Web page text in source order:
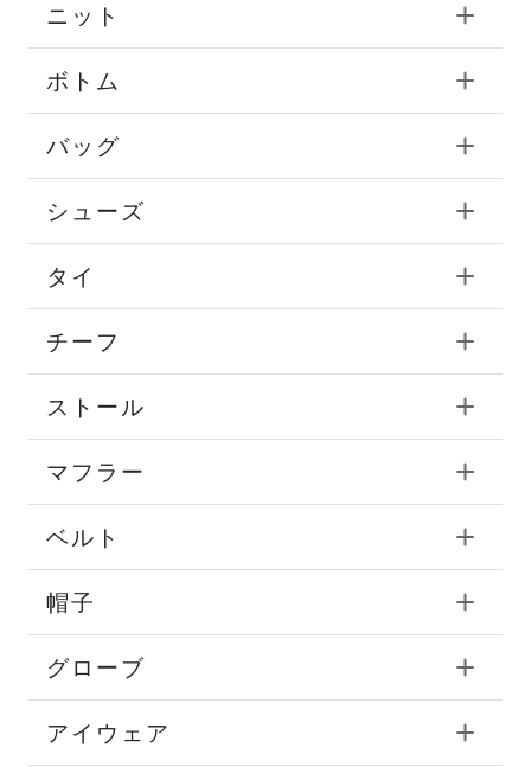
ニット
ボトム
バッグ
シューズ
タイ
チーフ
ストール
マフラー
ベルト
帽子
グローブ
アイウェア